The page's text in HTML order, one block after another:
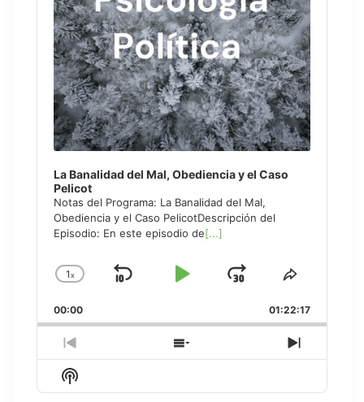
La Banalidad del Mal, Obediencia y el Caso
Pelicot
Notas del Programa: La Banalidad del Mal,
Obediencia y el Caso PelicotDescripción del
Episodio: En este episodio de[...]
Change
Rate
1x
Skip
Play
Jump
Forward
Share
Episode
00:00 01:22:17
Previous
Episode
Show
Episodes
Next
Episode
Show
Podcast